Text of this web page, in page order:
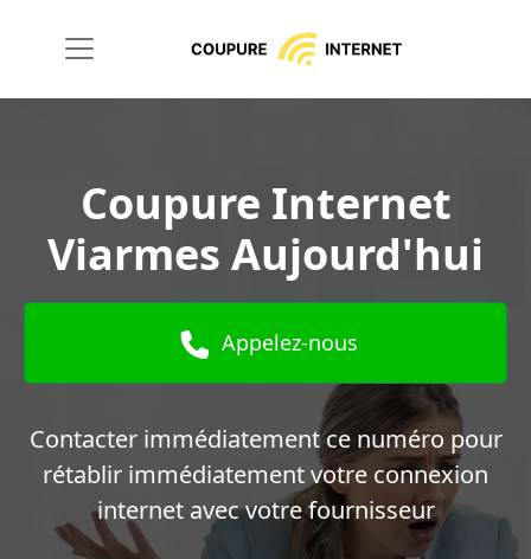
Coupure Internet
Viarmes Aujourd'hui
Appelez-nous
Contacter immédiatement ce numéro pour
rétablir immédiatement votre connexion
internet avec votre fournisseur